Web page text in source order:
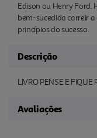
Edison ou Henry Ford.
bem-sucedida carreir
princípios do sucesso.
Descrição
LIVRO PENSE E FIQUE
Avaliações